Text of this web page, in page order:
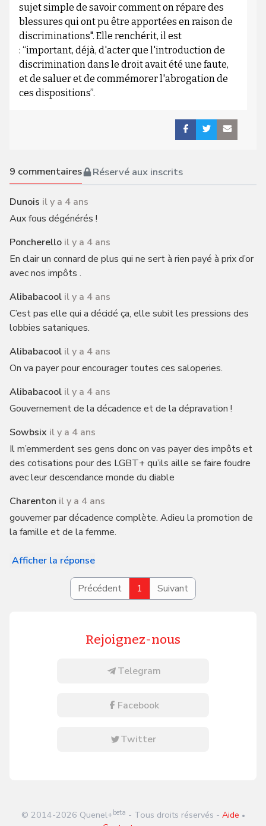
sujet simple de savoir comment on répare des
blessures qui ont pu être apportées en raison de
discriminations". Elle renchérit, il est
: “important, déjà, d'acter que l'introduction de
discrimination dans le droit avait été une faute,
et de saluer et de commémorer l'abrogation de
ces dispositions”.
9 commentaires Réservé aux inscrits
Dunois il y a 4 ans
Aux fous dégénérés !
Poncherello il y a 4 ans
En clair un connard de plus qui ne sert à rien payé à prix d’or
avec nos impôts .
Alibabacool il y a 4 ans
C’est pas elle qui a décidé ça, elle subit les pressions des
lobbies sataniques.
Alibabacool il y a 4 ans
On va payer pour encourager toutes ces saloperies.
Alibabacool il y a 4 ans
Gouvernement de la décadence et de la dépravation !
Sowbsix il y a 4 ans
Il m’emmerdent ses gens donc on vas payer des impôts et
des cotisations pour des LGBT+ qu’ils aille se faire foudre
avec leur descendance monde du diable
Charenton il y a 4 ans
gouverner par décadence complète. Adieu la promotion de
la famille et de la femme.
Afficher la réponse
Précédent 1 Suivant
Rejoignez-nous
Telegram
Facebook
Twitter
© 2014-2026 Quenel+beta - Tous droits réservés - Aide •